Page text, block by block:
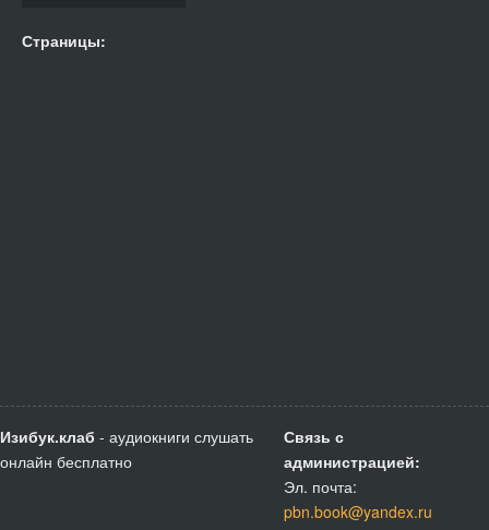
Страницы:
Изибук.клаб - аудиокниги слушать
онлайн бесплатно
Связь с
администрацией:
Эл. почта:
pbn.book@yandex.ru